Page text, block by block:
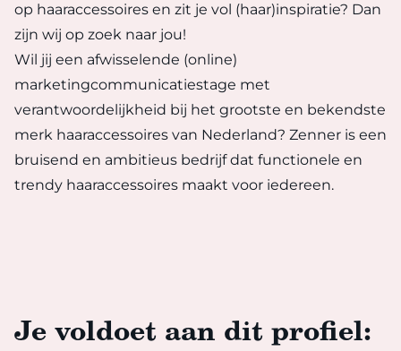
op haaraccessoires en zit je vol (haar)inspiratie? Dan
zijn wij op zoek naar jou!
Wil jij een afwisselende (online)
marketingcommunicatiestage met
verantwoordelijkheid bij het grootste en bekendste
merk haaraccessoires van Nederland? Zenner is een
bruisend en ambitieus bedrijf dat functionele en
trendy haaraccessoires maakt voor iedereen.
Je voldoet aan dit profiel: